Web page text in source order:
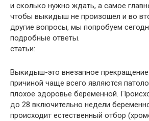
и сколько нужно ждать, а самое
чтобы выкидыш не произошел и во
другие вопросы, мы попробуем
подробные ответы.
статьи:
Выкидыш-это внезапное прекращение
причиной чаще всего являются
плохое здоровье беременной.
до 28 включительно недели
происходит естественный отбор